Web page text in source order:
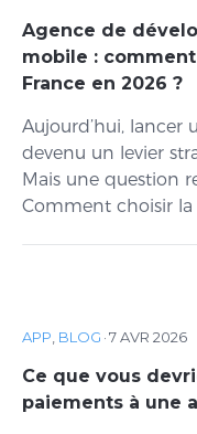
Agence de
mobile :
France en 2026 ?
Aujourd’hui, lancer
devenu un levier
Mais une question
Comment choisir la
APP BLOG ·7 AVR 2026
Ce que vous
paiements à une